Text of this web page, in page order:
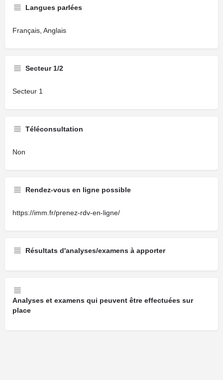
Langues parlées
Français, Anglais
Secteur 1/2
Secteur 1
Téléconsultation
Non
Rendez-vous en ligne possible
https://imm.fr/prenez-rdv-en-ligne/
Résultats d'analyses/examens à apporter
Analyses et examens qui peuvent être effectuées sur
place